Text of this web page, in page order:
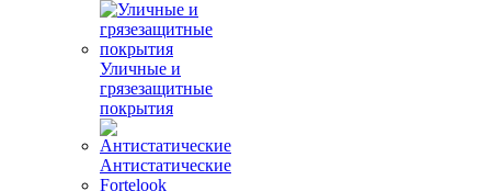
Уличные и
грязезащитные
покрытия
Антистатические
Fortelook